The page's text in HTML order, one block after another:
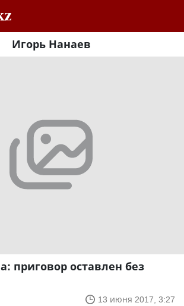
Игорь Нанаев
приговор оставлен без
13 июня 2017, 3:27